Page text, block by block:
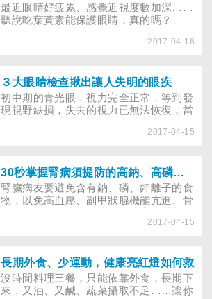
最近眼睛好疲累、感覺近視度數加深……
聽說吃葉黃素能保護眼睛，真的嗎？
2017-04-16
３大眼睛檢查揪出讓人失明的眼疾
初中期的青光眼，視力完全正常，等到發
現視野缺損，失去的視力已無法恢復，當
常，如果沒有深入做眼底檢查，一旦裂孔
還要加上「眼壓、眼底檢查」，才能徹底
確保眼睛的健康！
2017-04-15
30秒掌握腎病須提防的高鈉、高磷、高鉀食物
腎臟病友要避免含有鈉、磷、鉀離子的食
物，以免高血壓、副甲狀腺機能亢進、骨
2017-04-15
長期外食、少運動，健康亮紅燈如何救
沒時間料理三餐，只能依靠外食，長期下
來，又油、又鹹、蔬菜攝取不足……讓你